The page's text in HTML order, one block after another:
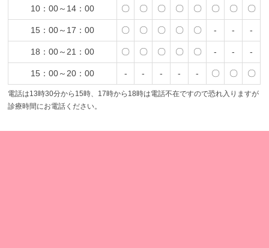
10：00～14：00 〇 〇 〇 〇 〇 〇 〇 〇
15：00～17：00 〇 〇 〇 〇 〇 - - -
18：00～21：00 〇 〇 〇 〇 〇 - - -
15：00～20：00 - - - - - 〇 〇 〇
電話は13時30分から15時、17時から18時は電話不在ですので恐れ入りますが
診療時間にお電話ください。